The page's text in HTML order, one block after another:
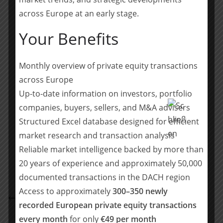
Regulatory)
Regulatory)
Private Funds / Regulatory)
Teilen mit:
Teilen
Bryan Garnier & Co berät PPM-Softwareanbieter
collaboration Factory (cplace) bei der Übernahme
durch Level Equity / europäische
Softwareunternehmen zunehmend im Fokus von
across Europe at an early stage.
Your Benefits
Monthly overview of private equity transactions
across Europe
Up-to-date information on investors, portfolio
companies, buyers, sellers, and M&A advisers
Structured Excel database designed for efficient
market research and transaction analysis
Reliable market intelligence backed by more than
20 years of experience and approximately 50,000
documented transactions in the DACH region
Access to approximately300–350 newly
recorded European private equity transactions
every month for only€49 per month